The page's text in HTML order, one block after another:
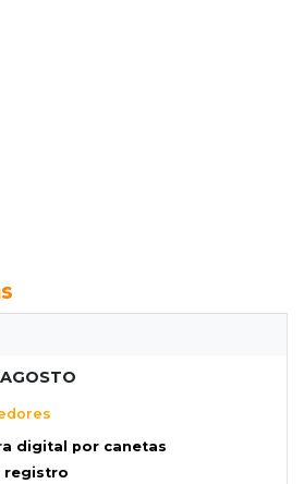
digital por canetas
registro